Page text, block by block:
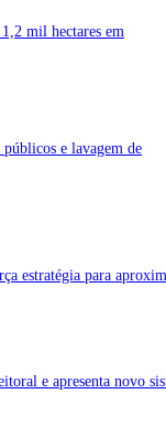
mil hectares em
públicos e lavagem de
estratégia para
e apresenta novo